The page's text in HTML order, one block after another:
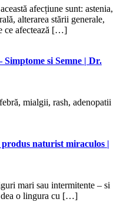
afecțiune sunt: astenia,
alterarea stării generale,
ce afectează […]
si Semne | Dr.
mialgii, rash, adenopatii
naturist miraculos |
mari sau intermitente – si
dea o lingura cu […]